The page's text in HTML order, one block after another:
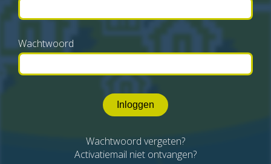
Wachtwoord
Inloggen
Wachtwoord vergeten?
Activatiemail niet ontvangen?